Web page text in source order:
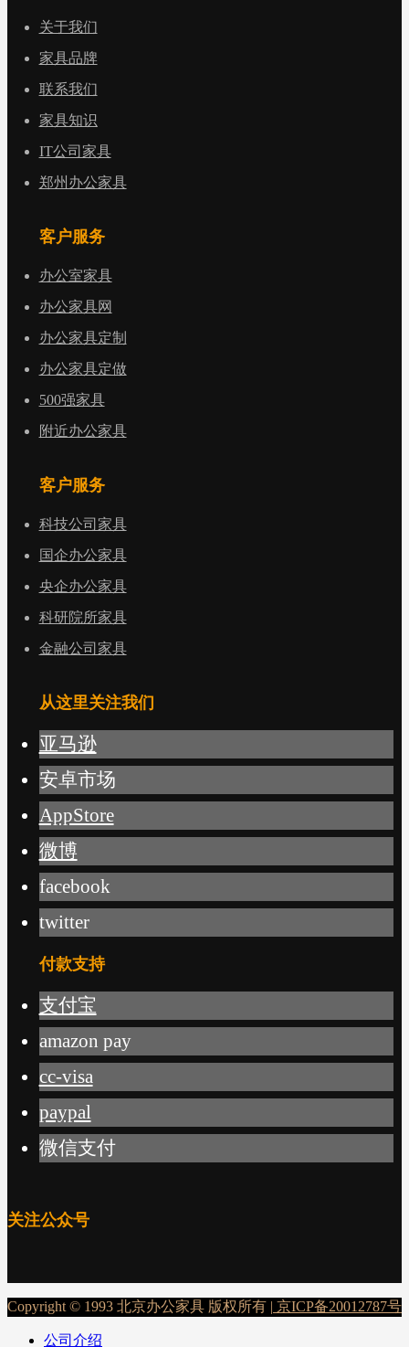
关于我们
家具品牌
联系我们
家具知识
IT公司家具
郑州办公家具
客户服务
办公室家具
办公家具网
办公家具定制
办公家具定做
500强家具
附近办公家具
客户服务
科技公司家具
国企办公家具
央企办公家具
科研院所家具
金融公司家具
从这里关注我们
亚马逊
安卓市场
AppStore
微博
facebook
twitter
付款支持
支付宝
amazon pay
cc-visa
paypal
微信支付
关注公众号
Copyright © 1993 北京办公家具 版权所有 | 京ICP备20012787号
公司介绍